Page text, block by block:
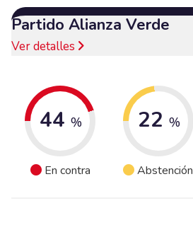
Partido Alianza Verde
Ver detalles
44 %
En contra
22 %
Abstención